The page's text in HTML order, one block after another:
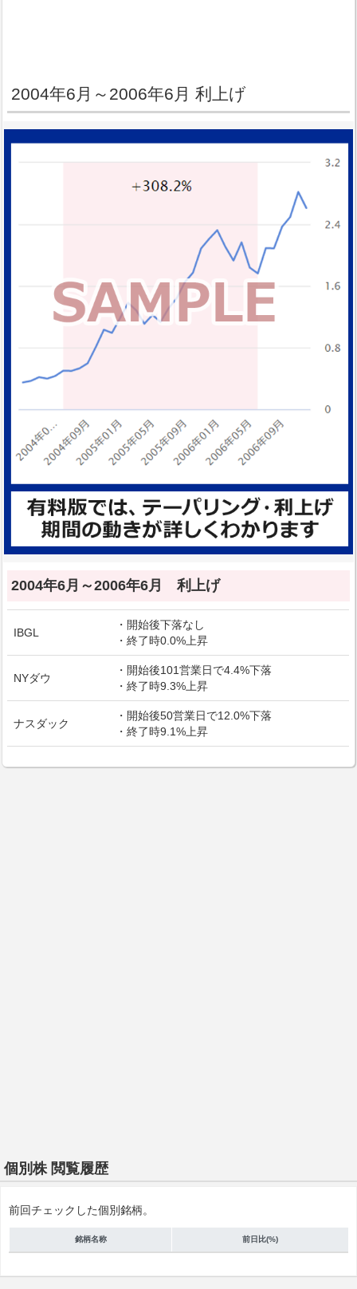
2004年6月～2006年6月 利上げ
2004年6月～2006年6月 利上げ
IBGL
・開始後下落なし
・終了時0.0%上昇
NYダウ
・開始後101営業日で4.4%下落
・終了時9.3%上昇
ナスダック
・開始後50営業日で12.0%下落
・終了時9.1%上昇
個別株 閲覧履歴
前回チェックした個別銘柄。
銘柄名称 前日比(%)